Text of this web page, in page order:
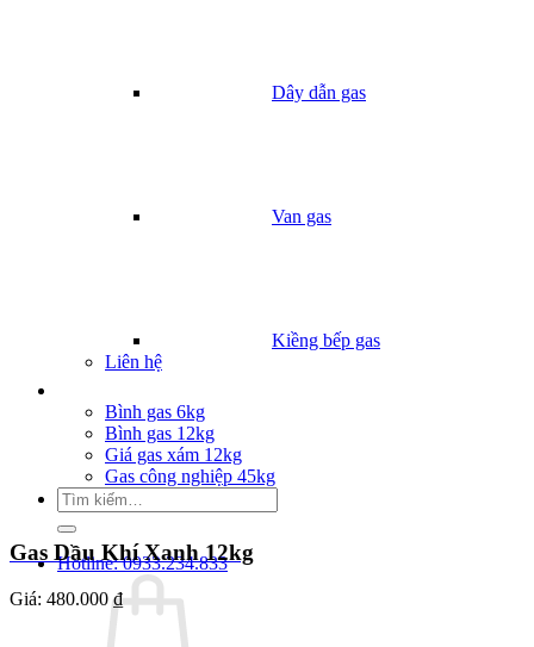
Dây dẫn gas
Van gas
Kiềng bếp gas
Liên hệ
Bình gas 6kg
Bình gas 12kg
Giá gas xám 12kg
Gas công nghiệp 45kg
Tìm
kiếm:
Hotline: 0933.234.833
Gas Dầu Khí Xanh 12kg
Giá: 480.000 ₫